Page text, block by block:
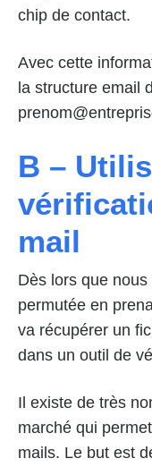
chip de contact.
Avec cette
la structure email
B –
mail
Dès lors que nous
permutée en
va récupérer un
dans un outil de
Il existe de très
marché qui
mails. Le but est